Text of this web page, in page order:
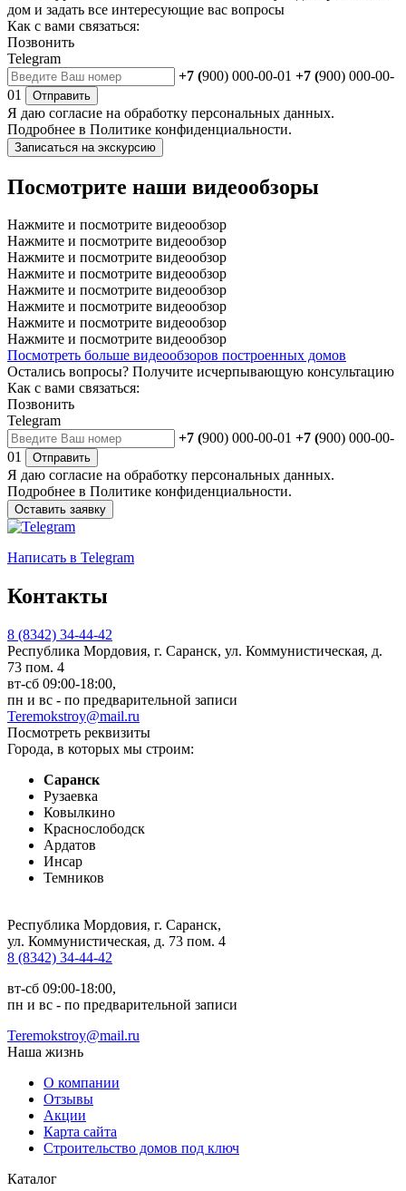
дом и задать все интересующие вас вопросы
Как с вами связаться:
Позвонить
Telegram
+7 (900) 000-00-01 +7 (900) 000-00-
01
Отправить
Я даю согласие на обработку персональных данных.
Подробнее в Политике конфиденциальности.
Записаться на экскурсию
Посмотрите наши видеообзоры
Нажмите и посмотрите видеообзор
Нажмите и посмотрите видеообзор
Нажмите и посмотрите видеообзор
Нажмите и посмотрите видеообзор
Нажмите и посмотрите видеообзор
Нажмите и посмотрите видеообзор
Нажмите и посмотрите видеообзор
Нажмите и посмотрите видеообзор
Посмотреть больше видеообзоров построенных домов
Остались вопросы? Получите исчерпывающую консультацию
Как с вами связаться:
Позвонить
Telegram
+7 (900) 000-00-01 +7 (900) 000-00-
01
Отправить
Я даю согласие на обработку персональных данных.
Подробнее в Политике конфиденциальности.
Оставить заявку
Написать в Telegram
Контакты
8 (8342) 34-44-42
Республика Мордовия, г. Саранск, ул. Коммунистическая, д.
73 пом. 4
вт-сб 09:00-18:00,
пн и вс - по предварительной записи
Teremokstroy@mail.ru
Посмотреть реквизиты
Города, в которых мы строим:
Саранск
Рузаевка
Ковылкино
Краснослободск
Ардатов
Инсар
Темников
Республика Мордовия, г. Саранск,
ул. Коммунистическая, д. 73 пом. 4
8 (8342) 34-44-42
вт-сб 09:00-18:00,
пн и вс - по предварительной записи
Teremokstroy@mail.ru
Наша жизнь
О компании
Отзывы
Акции
Карта сайта
Строительство домов под ключ
Каталог